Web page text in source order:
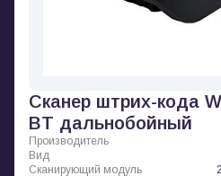
Сканер штрих-кода
BT дальнобойный
Производитель
Вид
Сканирующий модуль